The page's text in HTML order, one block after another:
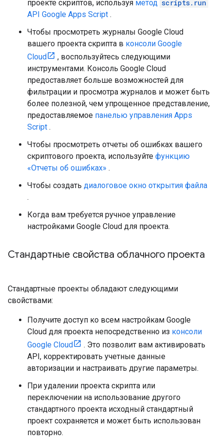
проекте скриптов, используя метод scripts.run
API Google Apps Script .
Чтобы просмотреть журналы Google Cloud
вашего проекта скрипта в консоли Google
Cloud
, воспользуйтесь следующими
инструментами. Консоль Google Cloud
предоставляет больше возможностей для
фильтрации и просмотра журналов и может быть
более полезной, чем упрощенное представление,
предоставляемое панелью управления Apps
Script .
Чтобы просмотреть отчеты об ошибках вашего
скриптового проекта, используйте функцию
«Отчеты об ошибках» .
Чтобы создать диалоговое окно открытия файла
.
Когда вам требуется ручное управление
настройками Google Cloud для проекта.
Стандартные свойства облачного проекта
Стандартные проекты обладают следующими
свойствами:
Получите доступ ко всем настройкам Google
Cloud для проекта непосредственно из консоли
Google Cloud
. Это позволит вам активировать
API, корректировать учетные данные
авторизации и настраивать другие параметры.
При удалении проекта скрипта или
переключении на использование другого
стандартного проекта исходный стандартный
проект сохраняется и может быть использован
повторно.